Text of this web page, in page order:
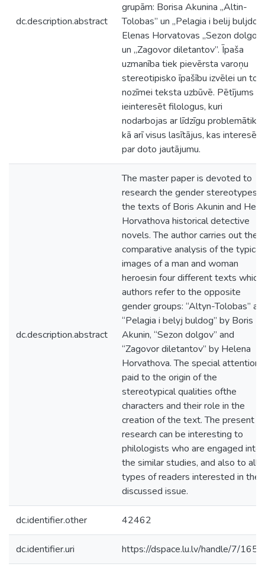
dc.description.abstract
grupām: Borisa Akunina „Altin-
Tolobas” un „Pelagia i belij
Elenas Horvatovas „Sezon dolgov”
un „Zagovor diletantov”. Īpaša
uzmanība tiek pievērsta varoņu
stereotipisko īpašību izvēlei un to
nozīmei teksta uzbūvē. Pētījums
ieinteresēt filologus, kuri
nodarbojas ar līdzīgu problemātiku,
kā arī visus lasītājus, kas
par doto jautājumu.
dc.description.abstract
The master paper is devoted to
research the gender stereotypes
the texts of Boris Akunin and
Horvathova historical detective
novels. The author carries out the
comparative analysis of the typical
images of a man and woman
heroesin four different texts which
authors refer to the opposite
gender groups: “Altyn-Tolobas”
“Pelagia i belyj buldog” by Boris
Akunin, “Sezon dolgov” and
“Zagovor diletantov” by Helena
Horvathova. The special attention
paid to the origin of the
stereotypical qualities ofthe
characters and their role in the
creation of the text. The present
research can be interesting to
philologists who are engaged into
the similar studies, and also to all
types of readers interested in the
discussed issue.
dc.identifier.other 42462
dc.identifier.uri https://dspace.lu.lv/handle/7/